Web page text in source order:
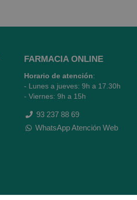
FARMACIA ONLINE
Horario de atención:
- Lunes a jueves: 9h a 17.30h
- Viernes: 9h a 15h
93 237 88 69
WhatsApp Atención Web